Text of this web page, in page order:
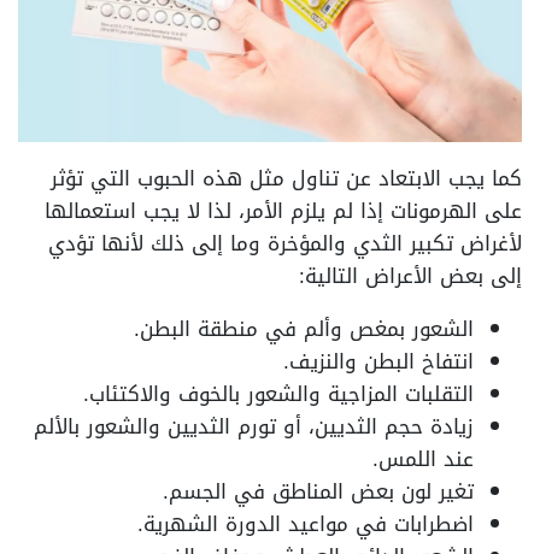
كما يجب الابتعاد عن تناول مثل هذه الحبوب التي تؤثر
على الهرمونات إذا لم يلزم الأمر، لذا لا يجب استعمالها
لأغراض تكبير الثدي والمؤخرة وما إلى ذلك لأنها تؤدي
إلى بعض الأعراض التالية:
الشعور بمغص وألم في منطقة البطن.
انتفاخ البطن والنزيف.
التقلبات المزاجية والشعور بالخوف والاكتئاب.
زيادة حجم الثديين، أو تورم الثديين والشعور بالألم
عند اللمس.
تغير لون بعض المناطق في الجسم.
اضطرابات في مواعيد الدورة الشهرية.